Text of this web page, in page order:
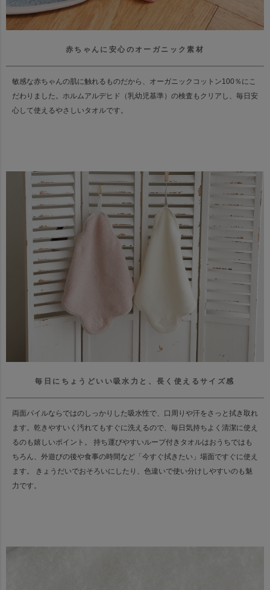
赤ちゃんに安心のオーガニック素材
敏感な赤ちゃんの肌に触れるものだから、オーガニックコットン100％にこ
だわりました。 ホルムアルデヒド（乳幼児基準）の検査もクリアし、毎日安
心して使えるやさしいタオルです。
毎日にちょうどいい吸水力と、長く使えるサイズ感
両面パイルならではのしっかりした吸水性で、口周りや汗をさっと拭き取れ
ます。 乾きやすいく汚れてもすぐに洗えるので、毎日気持ちよく清潔に使え
るのも嬉しいポイント。
持ち運びやすいループ付きタオルはおうちではも
ちろん、 外遊びの後や食事の時間など「今すぐ拭きたい」場面ですぐに使え
ます。
きょうだいでおそろいにしたり、色違いで使い分けしやすいのも魅
力です。